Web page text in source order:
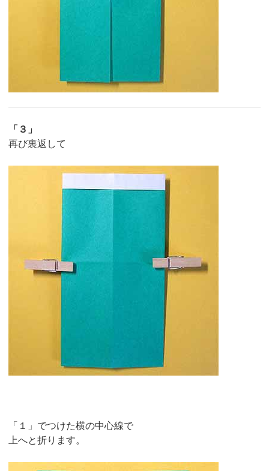
「３」
再び裏返して
「１」でつけた横の中心線で
上へと折ります。